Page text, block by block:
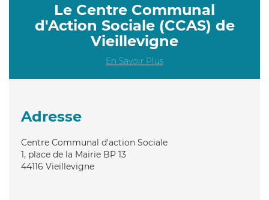
Le Centre Communal
d'Action Sociale (CCAS) de
Vieillevigne
En Savoir Plus
Adresse
Centre Communal d'action Sociale
1, place de la Mairie BP 13
44116 Vieillevigne